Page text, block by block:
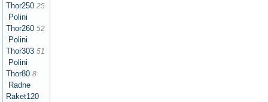
Thor250 25
Polini
Thor260 52
Polini
Thor303 51
Polini
Thor80 8
Radne
Raket120